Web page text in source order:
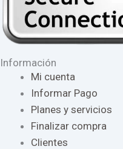
Información
Mi cuenta
Informar Pago
Planes y servicios
Finalizar compra
Clientes